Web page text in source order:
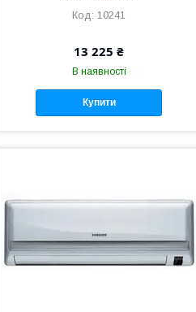
10241
13 225 ₴
В наявності
Купити